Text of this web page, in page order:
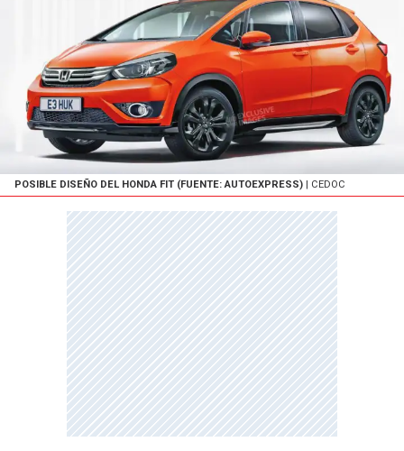
POSIBLE DISEÑO DEL HONDA FIT (FUENTE: AUTOEXPRESS) | CEDOC